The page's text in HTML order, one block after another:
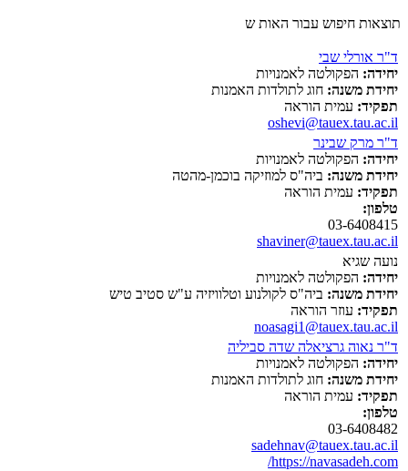
תוצאות חיפוש עבור האות ש
ד"ר אורלי שבי
יחידה: הפקולטה לאמנויות
יחידת משנה: חוג לתולדות האמנות
תפקיד: עמית הוראה
oshevi@tauex.tau.ac.il
ד"ר מרק שבינר
יחידה: הפקולטה לאמנויות
יחידת משנה: ביה"ס למוזיקה בוכמן-מהטה
תפקיד: עמית הוראה
טלפון:
03-6408415
shaviner@tauex.tau.ac.il
נועה שגיא
יחידה: הפקולטה לאמנויות
יחידת משנה: ביה"ס לקולנוע וטלוויזיה ע"ש סטיב טיש
תפקיד: עוזר הוראה
noasagi1@tauex.tau.ac.il
ד"ר נאוה גרציאלה שדה סביליה
יחידה: הפקולטה לאמנויות
יחידת משנה: חוג לתולדות האמנות
תפקיד: עמית הוראה
טלפון:
03-6408482
sadehnav@tauex.tau.ac.il
https://navasadeh.com/